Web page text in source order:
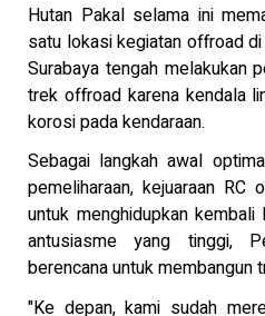
Hutan Pakal selama ini
satu lokasi kegiatan offroad
Surabaya tengah melakukan
trek offroad karena kendala
korosi pada kendaraan.
Sebagai langkah awal
pemeliharaan, kejuaraan
untuk menghidupkan
antusiasme yang tinggi,
berencana untuk membangun
"Ke depan, kami sudah